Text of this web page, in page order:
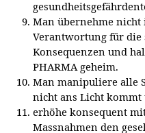
Man übernehme
Verantwortung für die
Konsequenzen und
PHARMA geheim.
Man manipuliere alle
nicht ans Licht kommt
erhöhe konsequent
Massnahmen den